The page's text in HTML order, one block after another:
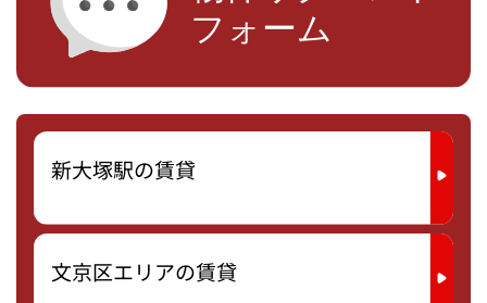
新大塚駅の賃貸
文京区エリアの賃貸